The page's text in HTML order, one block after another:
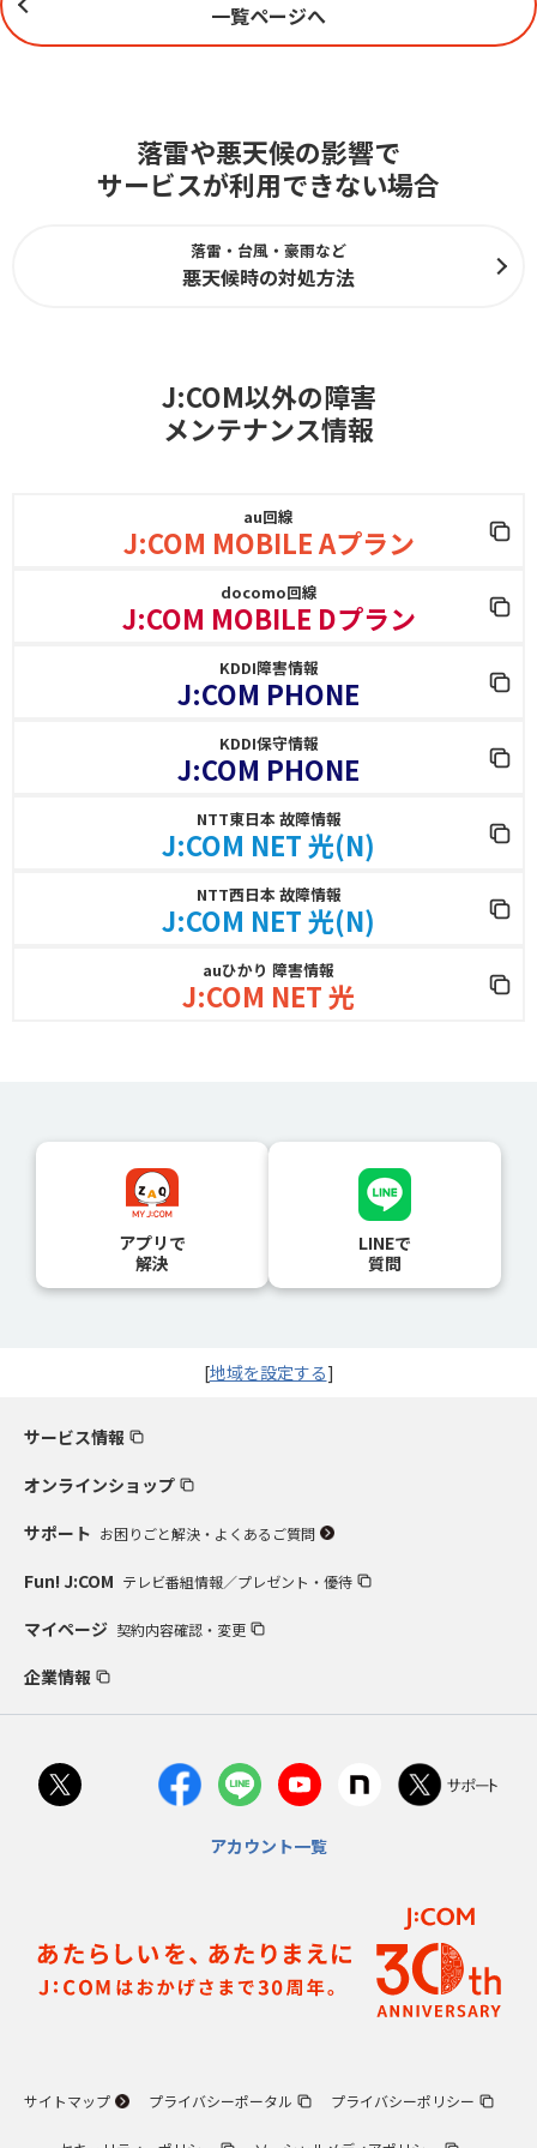
一覧ページへ
落雷や悪天候の影響で
サービスが利用できない場合
落雷・台風・豪雨など
悪天候時の対処方法
J:COM以外の障害
メンテナンス情報
au回線
J:COM MOBILE Aプラン
docomo回線
J:COM MOBILE Dプラン
KDDI障害情報
J:COM PHONE
KDDI保守情報
J:COM PHONE
NTT東日本 故障情報
J:COM NET 光(N)
NTT西日本 故障情報
J:COM NET 光(N)
auひかり 障害情報
J:COM NET 光
アプリで
解決
LINEで
質問
[地域を設定する]
サービス情報
オンラインショップ
サポート お困りごと解決・よくあるご質問
Fun! J:COM テレビ番組情報／プレゼント・優待
マイページ 契約内容確認・変更
企業情報
アカウント一覧
サイトマップ プライバシーポータル プライバシーポリシー